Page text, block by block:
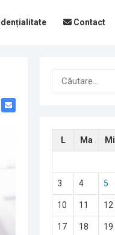
Contact
Caută
după:
L Ma Mi
3 4 5
10 11 12
17 18 19